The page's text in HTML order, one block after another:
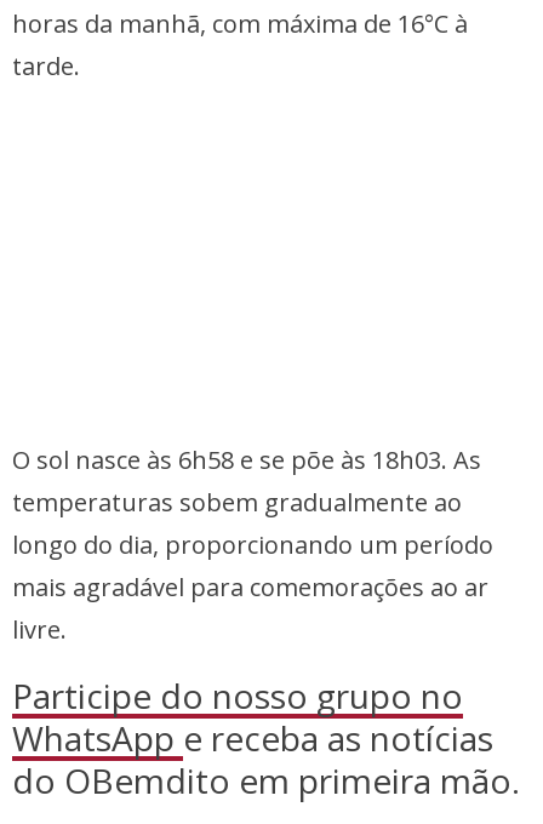
horas da manhã, com máxima de 16°C à
tarde.
O sol nasce às 6h58 e se põe às 18h03. As
temperaturas sobem gradualmente ao
longo do dia, proporcionando um período
mais agradável para comemorações ao ar
livre.
Participe do nosso grupo no
WhatsApp e receba as notícias
do OBemdito em primeira mão.